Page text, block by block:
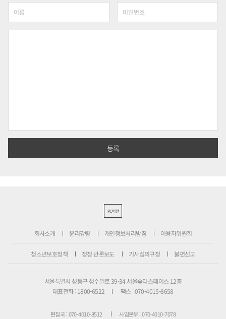
PC버전
회사소개 윤리강령 개인정보처리방침 이용자위원회
청소년보호정책 정정·반론보도 기사심의규정 불편신고
서울특별시 성동구 성수일로 39-34 서울숲더스페이스 12층
대표전화 : 1800-6522
팩스 : 070-4015-8658
편집국 : 070-4010-8512 사업본부 : 070-4010-7078